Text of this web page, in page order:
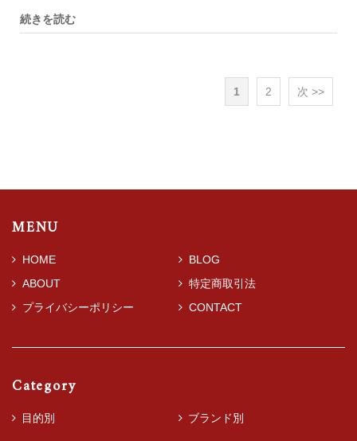
続きを読む
1 2 次 >>
MENU
HOME
BLOG
ABOUT
特定商取引法
プライバシーポリシー
CONTACT
Category
目的別 ブランド別